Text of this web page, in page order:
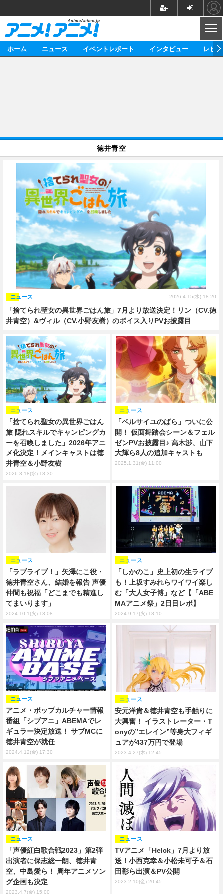
イベント
海外イベント ビジネス
俳優・タレント アーティスト
ビジネス
レビュー
アニメ 実写
書評 イベント
ゲーム
動画
アニメ 映画/ドラマ
アニメ！アニメ！TV ABEMA Cafe
連載・コラム
ホーム ニュース イベントレポート インタビュー レビ
徳井青空
「捨てられ聖女の異世界ごはん旅」7月より放送決定！リン（CV.徳
井青空）&ヴィル（CV.小野友樹）のボイス入りPVお披露目
ニュース 2026.4.15(水) 18:20
「捨てられ聖女の異世界ごはん
旅 隠れスキルでキャンピングカ
ーを召喚しました」2026年アニ
メ化決定！メインキャストは徳
井青空＆小野友樹
ニュース
2026.3.18(水) 18:30
「ベルサイユのばら」ついに公
開！ 仮面舞踏会シーン＆フェル
ゼンPVお披露目♪ 高木渉、山下
大輝ら8人の追加キャストも
ニュース
2025.1.31(金) 11:00
「ラブライブ！」矢澤にこ役・
徳井青空さん、結婚を報告 声優
仲間も祝福「どこまでも精進し
てまいります」
ニュース
2024.10.1(火) 13:08
「しかのこ」史上初の生ライブ
も！上坂すみれらワイワイ楽し
む「大人女子博」など【「ABE
MAアニメ祭」2日目レポ】
ニュース
2024.9.17(火) 18:10
アニメ・ポップカルチャー情報
番組「シブアニ」ABEMAでレ
ギュラー決定放送！ サブMCに
徳井青空が就任
ニュース
2024.4.12(金) 17:30
安元洋貴＆徳井青空も手触りに
大興奮！ イラストレーター・T
onyの”エレイン”等身大フィギ
ュアが437万円で登場
ニュース
2023.4.27(木) 12:45
「声優紅白歌合戦2023」第2弾
出演者に保志総一朗、徳井青
空、中島愛ら！ 周年アニメソン
グ企画も決定
ニュース
2023.4.7(金) 15:00
TVアニメ「Helck」7月より放
送！小西克幸＆小松未可子＆石
田彰ら出演＆PV公開
ニュース
2023.2.10(金) 20:45